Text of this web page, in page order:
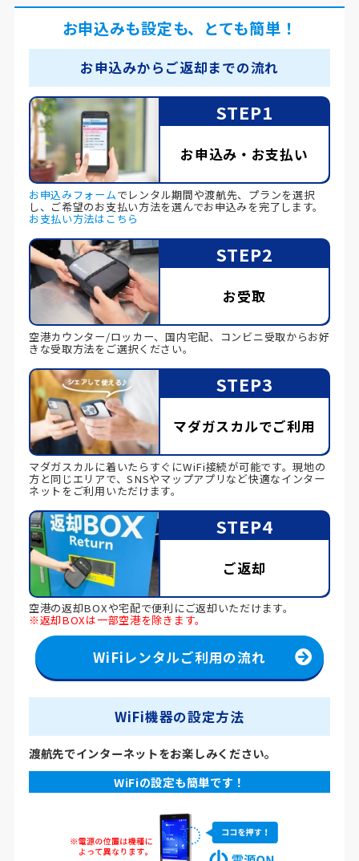
お申込みも設定も、とても簡単！
お申込みからご返却までの流れ
STEP1
お申込み・お支払い
お申込みフォームでレンタル期間や渡航先、プランを選択
し、ご希望のお支払い方法を選んでお申込みを完了します。
お支払い方法はこちら
STEP2
お受取
空港カウンター/ロッカー、国内宅配、コンビニ受取からお好
きな受取方法をご選択ください。
STEP3
マダガスカルでご利用
マダガスカルに着いたらすぐにWiFi接続が可能です。現地の
方と同じエリアで、SNSやマップアプリなど快適なインター
ネットをご利用いただけます。
STEP4
ご返却
空港の返却BOXや宅配で便利にご返却いただけます。
※返却BOXは一部空港を除きます。
WiFiレンタルご利用の流れ
WiFi機器の設定方法
渡航先でインターネットをお楽しみください。
WiFiの設定も簡単です！